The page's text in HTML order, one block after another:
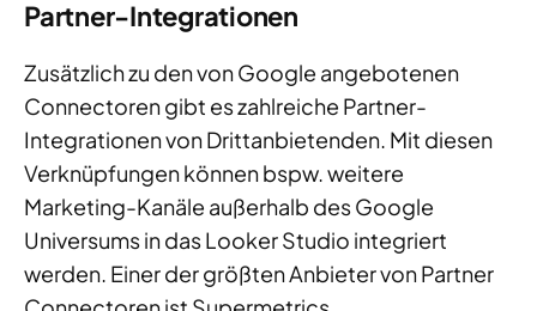
Partner-Integrationen
Zusätzlich zu den von Google angebotenen
Connectoren gibt es zahlreiche Partner-
Integrationen von Drittanbietenden. Mit diesen
Verknüpfungen können bspw. weitere
Marketing-Kanäle außerhalb des Google
Universums in das Looker Studio integriert
werden. Einer der größten Anbieter von Partner